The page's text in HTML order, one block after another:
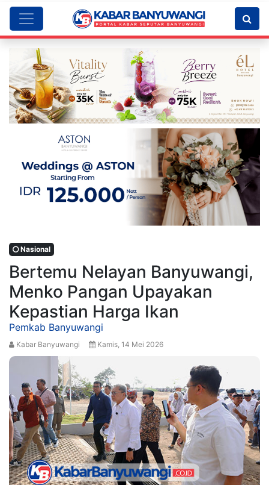
Nasional
Bertemu Nelayan Banyuwangi,
Menko Pangan Upayakan
Kepastian Harga Ikan
Pemkab Banyuwangi
Kabar Banyuwangi Kamis, 14 Mei 2026